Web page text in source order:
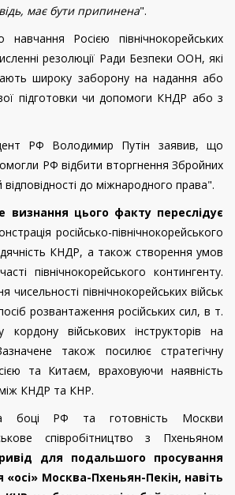
має бути припинена".
Росією північнокорейських
резолюції Ради Безпеки ООН, які
широку заборону на надання або
підготовки чи допомоги КНДР або з
РФ Володимир Путін заявив, що
РФ відбити вторгнення Збройних
відповідності до міжнародного права".
визнання цього факту переслідує
російсько-північнокорейського
КНДР, а також створення умов
північнокорейського контингенту.
північнокорейських військ
розвантаження російських сил, в т.
військових інструкторів на
також посилює стратегічну
та Китаєм, враховуючи наявність
КНДР та КНР.
боці РФ та готовність Москви
співробітництво з Пхеньяном
для подальшого просування
Москва-Пхеньян-Пекін, навіть